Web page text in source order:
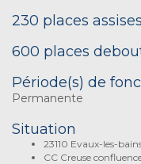
230 places assises
600 places
Période(s) de
Permanente
Situation
23110 Evaux-les-
CC Creuse